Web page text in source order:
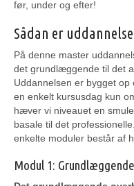
før, under og efter!
Sådan er
På denne master
det grundlæggende til det
Uddannelsen er bygget
en enkelt kursusdag kun
hæver vi niveauet en
basale til det
enkelte moduler består af
Modul 1: